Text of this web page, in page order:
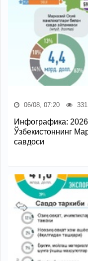
06/08, 07:20 331
Инфографика:
Ўзбекистоннинг
савдоси